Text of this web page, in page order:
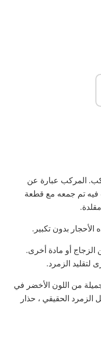
المركب عبارة عن
تم جمعه مع قطعة
بدون تكبير.
الزجاج أو مادة أخرى.
لتقليد الزمرد.
من اللون الأخضر في
الحقيقي ، حذار